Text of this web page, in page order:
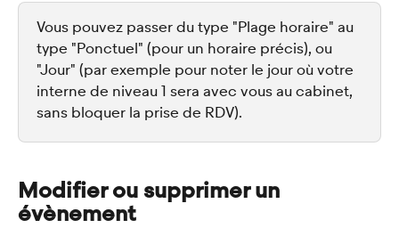
Vous pouvez passer du type "Plage horaire" au
type "Ponctuel" (pour un horaire précis), ou
"Jour" (par exemple pour noter le jour où votre
interne de niveau 1 sera avec vous au cabinet,
sans bloquer la prise de RDV).
Modifier ou supprimer un
évènement